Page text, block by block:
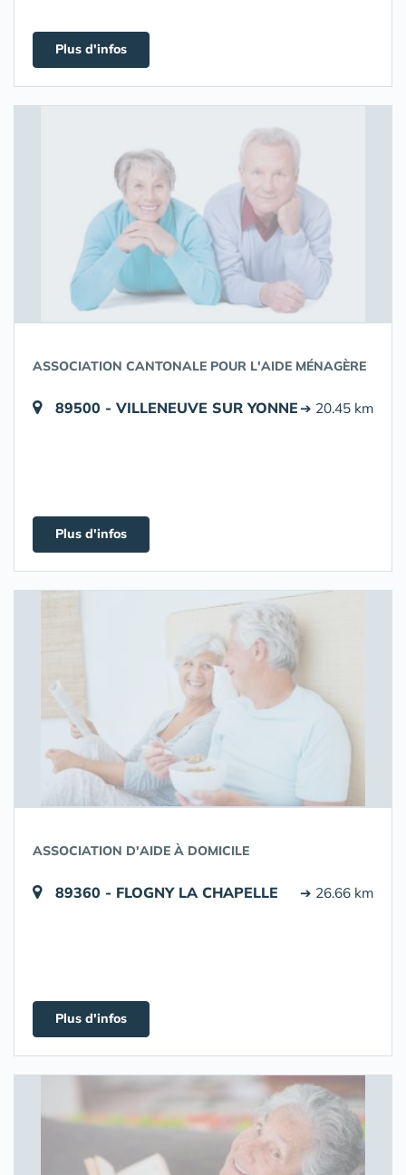
Plus d'infos
ASSOCIATION CANTONALE POUR L'AIDE MÉNAGÈRE
89500 - VILLENEUVE SUR YONNE➔ 20.45 km
Plus d'infos
ASSOCIATION D'AIDE À DOMICILE
89360 - FLOGNY LA CHAPELLE ➔ 26.66 km
Plus d'infos